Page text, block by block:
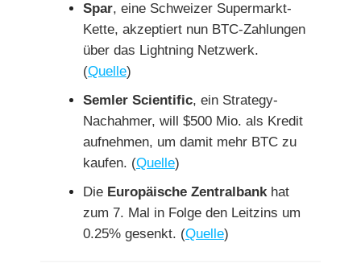
Spar, eine Schweizer Supermarkt-
Kette, akzeptiert nun BTC-Zahlungen
über das Lightning Netzwerk.
(Quelle)
Semler Scientific, ein Strategy-
Nachahmer, will $500 Mio. als Kredit
aufnehmen, um damit mehr BTC zu
kaufen. (Quelle)
Die Europäische Zentralbankhat
zum 7. Mal in Folge den Leitzins um
0.25% gesenkt. (Quelle)